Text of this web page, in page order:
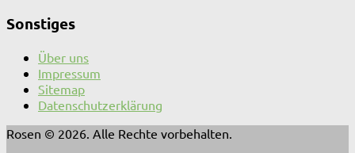
Sonstiges
Über uns
Impressum
Sitemap
Datenschutzerklärung
Rosen © 2026. Alle Rechte vorbehalten.